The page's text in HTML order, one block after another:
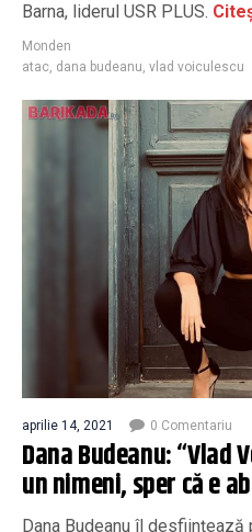
Barna, liderul USR PLUS.
Monden
atac, dana budeanu, vlad voiculescu
aprilie 14, 2021 0 Comentariu
Dana Budeanu: “Vlad
un nimeni, sper că e
Dana Budeanu îl